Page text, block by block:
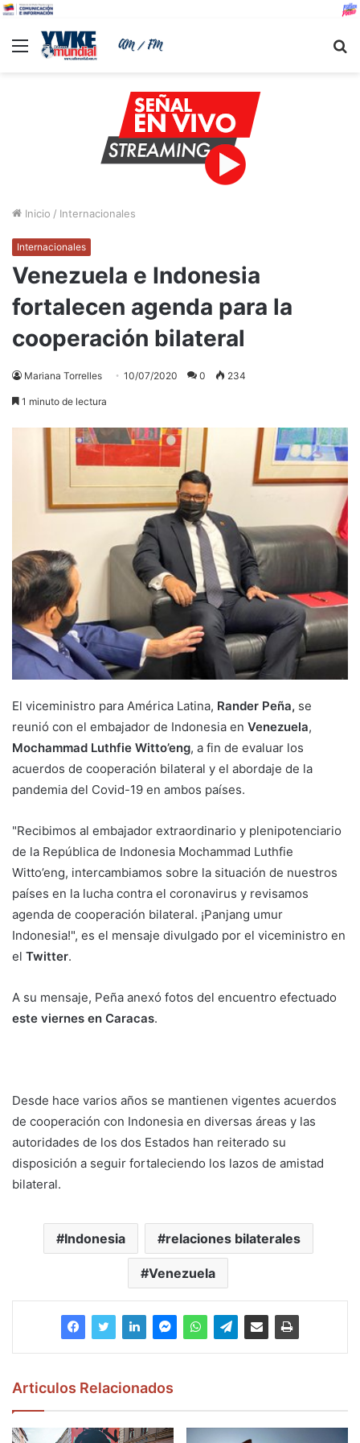
Menu
Inicio / Internacionales
Internacionales
Venezuela e Indonesia
fortalecen agenda para la
cooperación bilateral
Mariana Torrelles 10/07/2020 0 234
1 minuto de lectura
El viceministro para América Latina, Rander Peña, se
reunió con el embajador de Indonesia en Venezuela,
Mochammad Luthfie Witto’eng, a fin de evaluar los
acuerdos de cooperación bilateral y el abordaje de la
pandemia del Covid-19 en ambos países.
"Recibimos al embajador extraordinario y plenipotenciario
de la República de Indonesia Mochammad Luthfie
Witto’eng, intercambiamos sobre la situación de nuestros
países en la lucha contra el coronavirus y revisamos
agenda de cooperación bilateral. ¡Panjang umur
Indonesia!", es el mensaje divulgado por el viceministro en
el Twitter.
A su mensaje, Peña anexó fotos del encuentro efectuado
este viernes en Caracas.
Desde hace varios años se mantienen vigentes acuerdos
de cooperación con Indonesia en diversas áreas y las
autoridades de los dos Estados han reiterado su
disposición a seguir fortaleciendo los lazos de amistad
bilateral.
Indonesia relaciones bilaterales
Venezuela
Articulos Relacionados